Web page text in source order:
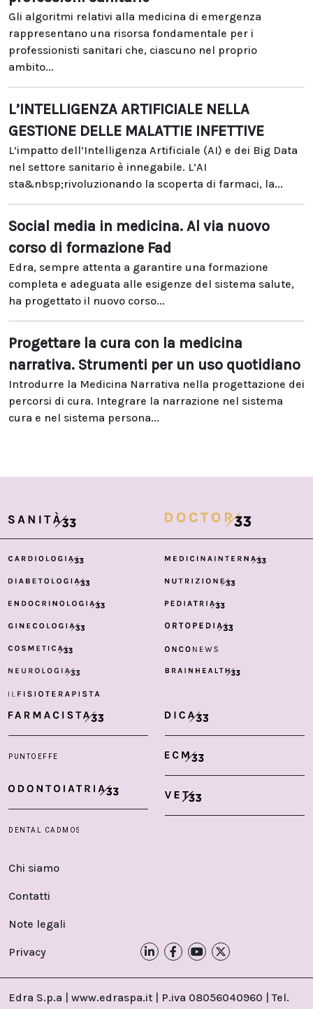
Gli algoritmi relativi alla medicina di emergenza
rappresentano una risorsa fondamentale per i
professionisti sanitari che, ciascuno nel proprio
ambito...
L’INTELLIGENZA ARTIFICIALE NELLA
GESTIONE DELLE MALATTIE INFETTIVE
L’impatto dell’Intelligenza Artificiale (AI) e dei Big Data
nel settore sanitario è innegabile. L’AI
sta&nbsp;rivoluzionando la scoperta di farmaci, la...
Social media in medicina. Al via nuovo
corso di formazione Fad
Edra, sempre attenta a garantire una formazione
completa e adeguata alle esigenze del sistema salute,
ha progettato il nuovo corso...
Progettare la cura con la medicina
narrativa. Strumenti per un uso quotidiano
Introdurre la Medicina Narrativa nella progettazione dei
percorsi di cura. Integrare la narrazione nel sistema
cura e nel sistema persona...
Chi siamo
Contatti
Note legali
Privacy
Edra S.p.a | www.edraspa.it | P.iva 08056040960 | Tel.